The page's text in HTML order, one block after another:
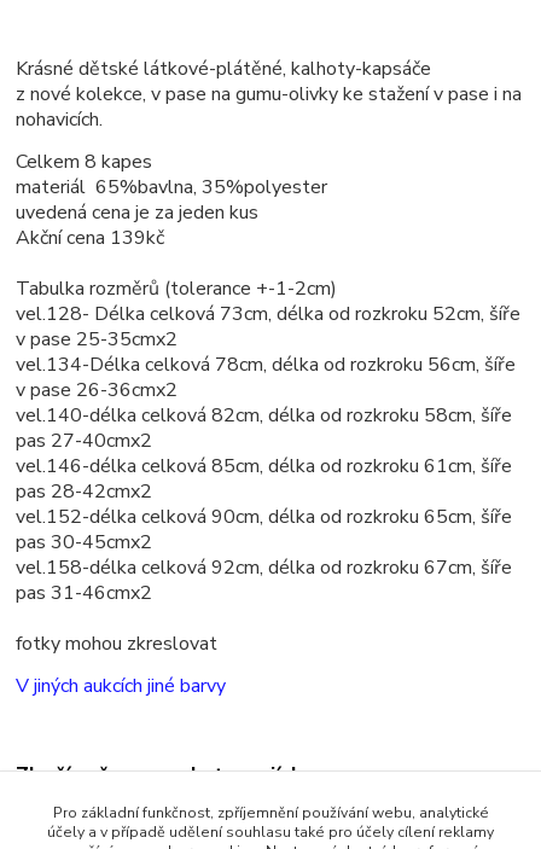
Krásné dětské látkové-plátěné, kalhoty-kapsáče
z nové kolekce, v pase na gumu-olivky ke stažení v pase i na
nohavicích.
Celkem 8 kapes
materiál 65%bavlna, 35%polyester
uvedená cena je za jeden kus
Akční cena 139kč
Tabulka rozměrů (tolerance +-1-2cm)
vel.128- Délka celková 73cm, délka od rozkroku 52cm, šíře
v pase 25-35cmx2
vel.134-Délka celková 78cm, délka od rozkroku 56cm, šíře
v pase 26-36cmx2
vel.140-délka celková 82cm, délka od rozkroku 58cm, šíře
pas 27-40cmx2
vel.146-délka celková 85cm, délka od rozkroku 61cm, šíře
pas 28-42cmx2
vel.152-délka celková 90cm, délka od rozkroku 65cm, šíře
pas 30-45cmx2
vel.158-délka celková 92cm, délka od rozkroku 67cm, šíře
pas 31-46cmx2
fotky mohou zkreslovat
V jiných aukcích jiné barvy
Zboží zařazeno v kategoriích
Dětské oblečení
Pro základní funkčnost, zpříjemnění používání webu, analytické
účely a v případě udělení souhlasu také pro účely cílení reklamy